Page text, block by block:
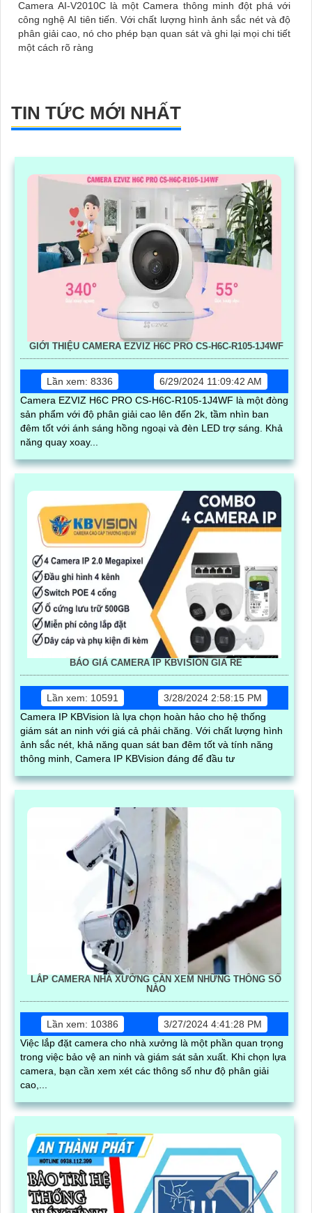
Camera AI-V2010C là một Camera thông minh đột phá với
công nghệ AI tiên tiến. Với chất lượng hình ảnh sắc nét và độ
phân giải cao, nó cho phép bạn quan sát và ghi lại mọi chi tiết
một cách rõ ràng
TIN TỨC MỚI NHẤT
GIỚI THIỆU CAMERA EZVIZ H6C PRO CS-H6C-R105-1J4WF
Lần xem: 8336
6/29/2024 11:09:42 AM
Camera EZVIZ H6C PRO CS-H6C-R105-1J4WF là một đòng
sản phẩm với độ phân giải cao lên đến 2k, tầm nhìn ban
đêm tốt với ánh sáng hồng ngoại và đèn LED trợ sáng. Khả
năng quay xoay...
BÁO GIÁ CAMERA IP KBVISION GIÁ RÈ
Lần xem: 10591
3/28/2024 2:58:15 PM
Camera IP KBVision là lựa chọn hoàn hảo cho hệ thống
giám sát an ninh với giá cả phải chăng. Với chất lượng hình
ảnh sắc nét, khả năng quan sát ban đêm tốt và tính năng
thông minh, Camera IP KBVision đáng để đầu tư
LẮP CAMERA NHÀ XƯỞNG CẦN XEM NHỮNG THÔNG SỐ
NÀO
Lần xem: 10386
3/27/2024 4:41:28 PM
Việc lắp đặt camera cho nhà xưởng là một phần quan trọng
trong việc bảo vệ an ninh và giám sát sản xuất. Khi chọn lựa
camera, bạn cần xem xét các thông số như độ phân giải
cao,...